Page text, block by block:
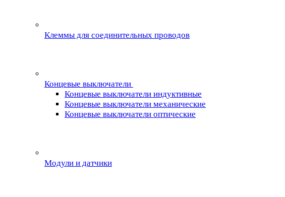
Клеммы для соединительных проводов
Концевые выключатели
Концевые выключатели индуктивные
Концевые выключатели механические
Концевые выключатели оптические
Модули и датчики